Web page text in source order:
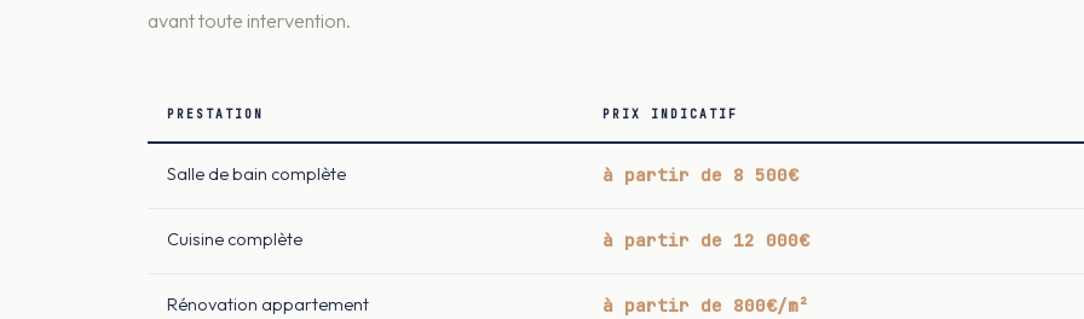
avant toute intervention.
PRESTATION PRIX INDICATIF
Salle de bain complète à partir de 8 500€
Cuisine complète à partir de 12 000€
Rénovation appartement à partir de 800€/m²